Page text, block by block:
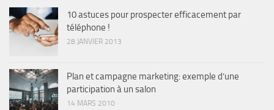
10 astuces pour prospecter efficacement par
téléphone !
28 JANVIER 2013
Plan et campagne marketing: exemple d’une
participation à un salon
14 MARS 2010